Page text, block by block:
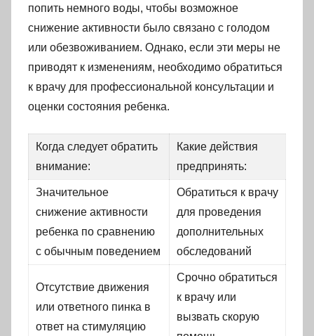
попить немного воды, чтобы возможное
снижение активности было связано с голодом
или обезвоживанием. Однако, если эти меры не
приводят к изменениям, необходимо обратиться
к врачу для профессиональной консультации и
оценки состояния ребенка.
Когда следует обратить
внимание:
Какие действия
предпринять:
Значительное
снижение активности
ребенка по сравнению
с обычным поведением
Обратиться к врачу
для проведения
дополнительных
обследований
Отсутствие движения
или ответного пинка в
ответ на стимуляцию
Срочно обратиться
к врачу или
вызвать скорую